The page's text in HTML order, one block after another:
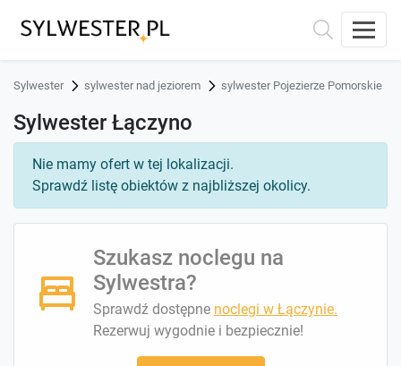
Sylwester sylwester nad jeziorem sylwester Pojezierze Pomorskie
Sylwester Łączyno
Nie mamy ofert w tej lokalizacji.
Sprawdź listę obiektów z najbliższej okolicy.
Szukasz noclegu na
Sylwestra?
Sprawdź dostępne noclegi w Łączynie.
Rezerwuj wygodnie i bezpiecznie!